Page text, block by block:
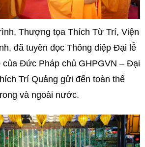
Thượng tọa Thích Từ Trí, Viện
đã tuyên đọc Thông điệp Đại lễ
của Đức Pháp chủ GHPGVN – Đại
Trí Quảng gửi đến toàn thể
và ngoài nước.